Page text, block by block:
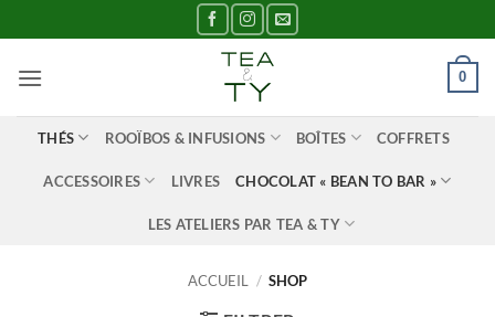
au
contenu
0
THÉS ROOÏBOS & INFUSIONS BOÎTES COFFRETS
ACCESSOIRES LIVRES CHOCOLAT « BEAN TO BAR »
LES ATELIERS PAR TEA & TY
ACCUEIL / SHOP